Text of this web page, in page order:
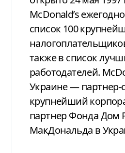
McDonald’s
список 100
также в список
работодателей.
Украине — партнер-
крупнейший
партнер Фонда Дом
МакДональда в